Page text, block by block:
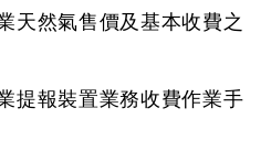
天然氣售價及基本收費之
提報裝置業務收費作業手